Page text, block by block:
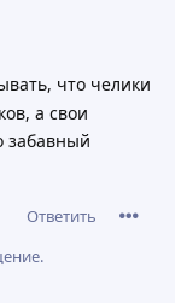
что челики
а свои
забавный
Ответить